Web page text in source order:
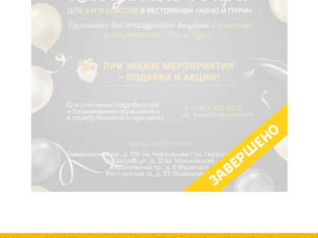
ЗАВЕРШЕНО